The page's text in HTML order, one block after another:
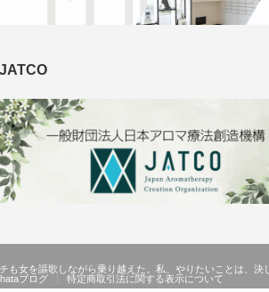
JATCO
女を謳歌しながら乗り越えた。私、やりたいことは、決
ブログ 特定商取引法に関する表示について